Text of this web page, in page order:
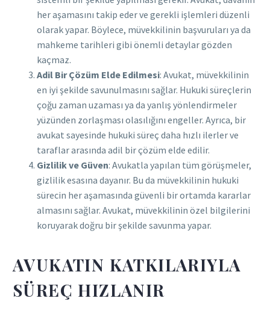
her aşamasını takip eder ve gerekli işlemleri düzenli
olarak yapar. Böylece, müvekkilinin başvuruları ya da
mahkeme tarihleri gibi önemli detaylar gözden
kaçmaz.
Adil Bir Çözüm Elde Edilmesi: Avukat, müvekkilinin
en iyi şekilde savunulmasını sağlar. Hukuki süreçlerin
çoğu zaman uzaması ya da yanlış yönlendirmeler
yüzünden zorlaşması olasılığını engeller. Ayrıca, bir
avukat sayesinde hukuki süreç daha hızlı ilerler ve
taraflar arasında adil bir çözüm elde edilir.
Gizlilik ve Güven: Avukatla yapılan tüm görüşmeler,
gizlilik esasına dayanır. Bu da müvekkilinin hukuki
sürecin her aşamasında güvenli bir ortamda kararlar
almasını sağlar. Avukat, müvekkilinin özel bilgilerini
koruyarak doğru bir şekilde savunma yapar.
AVUKATIN KATKILARIYLA
SÜREÇ HIZLANIR